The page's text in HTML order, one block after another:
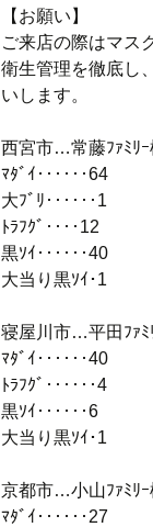
【お願い】
ご来店の際はマス
衛生管理を徹底し
いします。
西宮市…常藤ﾌｧﾐﾘｰ
ﾏﾀﾞｲ‥‥‥64
大ﾌﾞﾘ‥‥‥1
ﾄﾗﾌｸﾞ‥‥12
黒ｿｲ‥‥‥40
大当り黒ｿｲ･1
寝屋川市…平田ﾌｧﾐ
ﾏﾀﾞｲ‥‥‥40
ﾄﾗﾌｸﾞ‥‥‥4
黒ｿｲ‥‥‥6
大当り黒ｿｲ･1
京都市…小山ﾌｧﾐﾘｰ
ﾏﾀﾞｲ‥‥‥27